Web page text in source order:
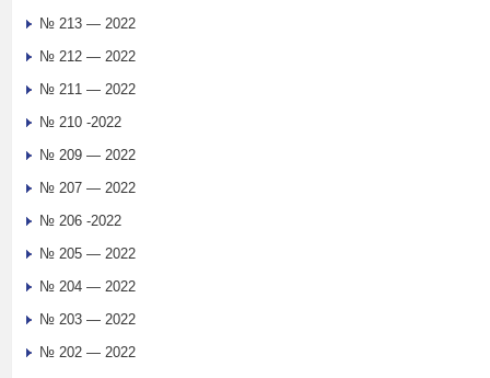
№ 213 — 2022
№ 212 — 2022
№ 211 — 2022
№ 210 -2022
№ 209 — 2022
№ 207 — 2022
№ 206 -2022
№ 205 — 2022
№ 204 — 2022
№ 203 — 2022
№ 202 — 2022